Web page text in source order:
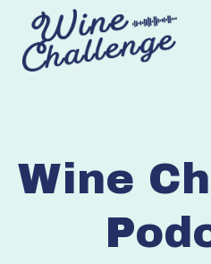
Wine